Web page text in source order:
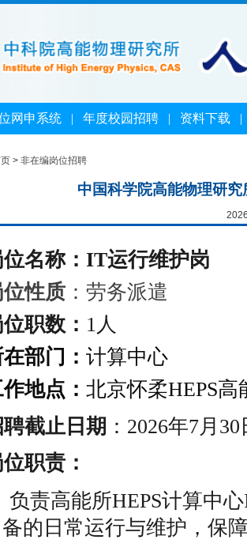
网申系统| 年度校园招聘| 资料下载
> 非在编岗位招聘
中国科学院高能物理研
名称： IT运行维护岗
位性质：劳务派遣
位职数： 1人
部门： 计算中心
地点： 北京怀柔HEPS高
截止日期 ：2026年7月30
位职责：
负责高能所HEPS计算中心
备的日常运行与维护，保